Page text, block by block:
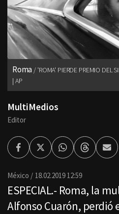
Roma
'ROMA' PIERDE PREMIO DEL
| AP
MultiMedios
Editor
FacebookTwitterWhatsappThreads
por
México 18.02.2019 12:59
ESPECIAL.- Roma, la
Alfonso Cuarón, perdió